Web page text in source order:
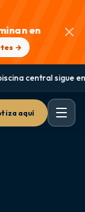
en
→
| se
aquí